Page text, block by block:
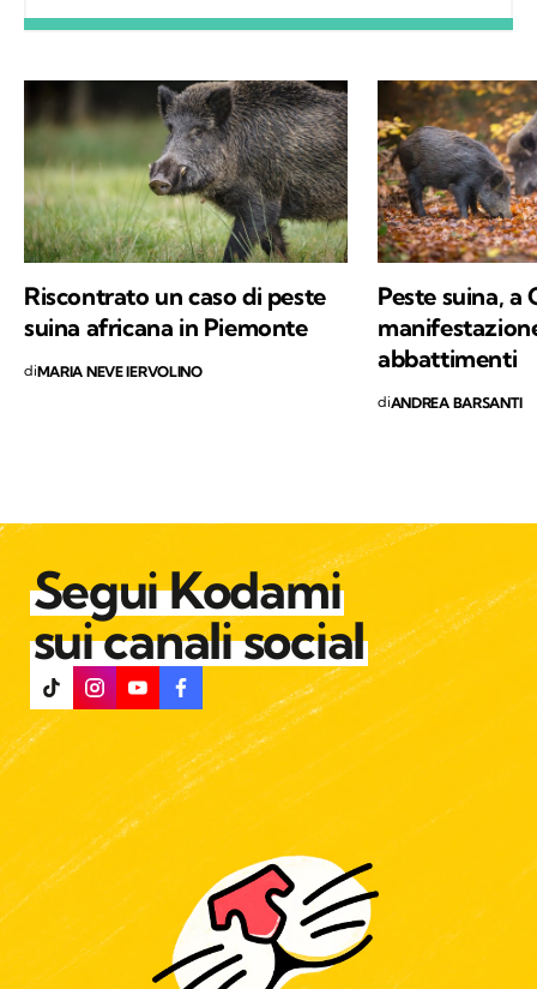
all’aria aperta, e appena posso mi cimento in
percorsi di trekking nella natura. Nella filosofia
di Kodami ho ritrovato i miei valori e un
approccio consapevole ma agile ai problemi
del mondo.
Riscontrato un caso di peste
suina africana in Piemonte
diMARIA NEVE IERVOLINO
Peste suina, a
abbattimenti
diANDREA BARSANTI
Segui Kodami
sui canali social